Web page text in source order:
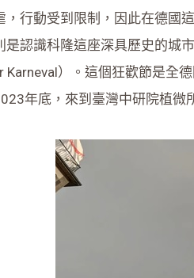
，行動受到限制，因此在德國
是認識科隆這座深具歷史的城
Karneval）。這個狂歡節是全
年底，來到臺灣中研院植